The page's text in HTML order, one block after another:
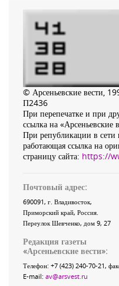
© Арсеньевские вести,
П2436
При перепечатке и при
ссылка на «Арсеньевские
При републикации в сети
работающая ссылка на
страницу сайта: https://
Почтовый адрес:
690091, г. Владивосток,
Приморский край, Россия
Переулок Шевченко, дом 9, 27
Редакция газеты
«Арсеньевские вести»:
Телефон: +7 (423) 240-70-21,
E-mail: av@arsvest.ru